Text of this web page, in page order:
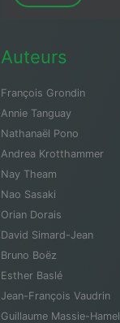
Auteurs
François Grondin
Annie Tanguay
Nathanaël Pono
Andrea Krotthammer
Nay Theam
Nao Sasaki
Orian Dorais
David Simard-Jean
Bruno Boëz
Esther Baslé
Jean-François Vaudrin
Guillaume Massie-Hamel